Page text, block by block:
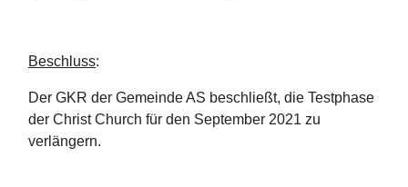
Beschluss:
Der GKR der Gemeinde AS beschließt, die Testphase
der Christ Church für den September 2021 zu
verlängern.